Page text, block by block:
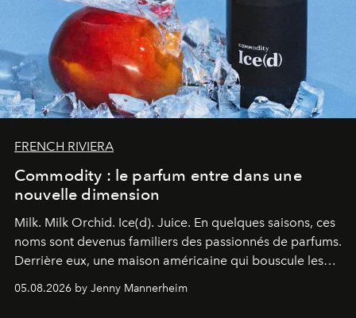
FRENCH RIVIERA
Commodity : le parfum entre dans une
nouvelle dimension
Milk. Milk Orchid. Ice(d). Juice. En quelques saisons, ces
noms sont devenus familiers des passionnés de parfums.
Derrière eux, une maison américaine qui bouscule les
une approche aussi intuitive que personnelle :
05.08.2026 by Jenny Mannerheim